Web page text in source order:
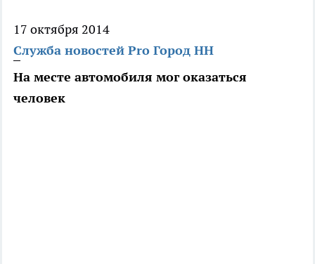
17 октября 2014
Служба новостей Pro Город НН
На месте автомобиля мог оказаться
человек